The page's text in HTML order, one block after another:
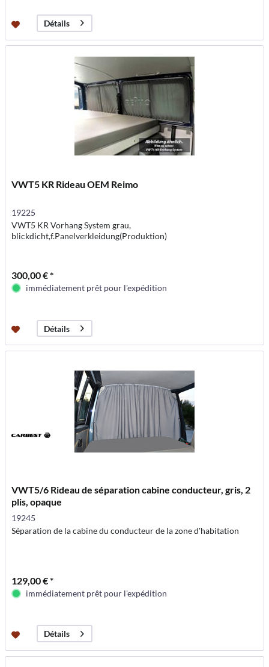
Détails
VWT5 KR Rideau OEM Reimo
19225
VWT5 KR Vorhang System grau,
blickdicht,f.Panelverkleidung(Produktion)
300,00 € *
immédiatement prêt pour l'expédition
Détails
VWT5/6 Rideau de séparation cabine conducteur, gris, 2
plis, opaque
19245
Séparation de la cabine du conducteur de la zone d'habitation
129,00 € *
immédiatement prêt pour l'expédition
Détails